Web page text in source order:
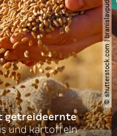
© shutterstock.com | branislavpudar
getreideernte
und kartoffeln